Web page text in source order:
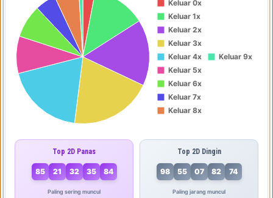
Top 2D Panas
85 21 32 35 84
Paling sering muncul
Top 2D Dingin
98 55 07 82 74
Paling jarang muncul